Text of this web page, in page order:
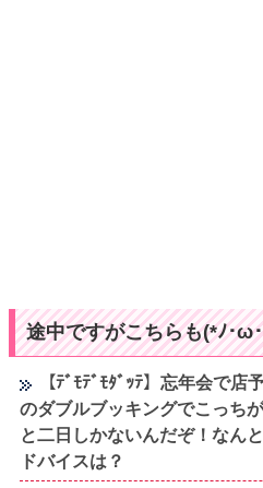
途中ですがこちらも(*ﾉ･ω
【ﾃﾞﾓﾃﾞﾓﾀﾞｯﾃ】忘年会で
のダブルブッキングでこっち
と二日しかないんだぞ！なん
ドバイスは？